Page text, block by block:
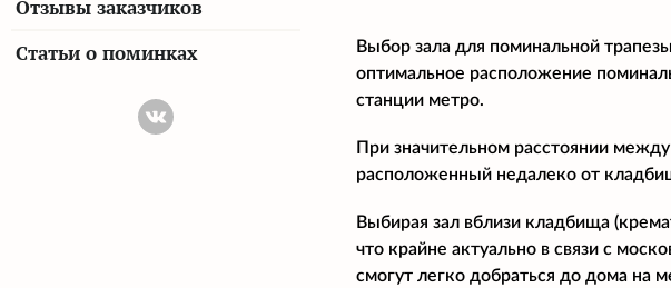
Отзывы заказчиков
Статьи о поминках
Выбор зала для поминальной
оптимальное расположение
станции метро.
При значительном расстоянии
расположенный недалеко от
Выбирая зал вблизи кладбища
что крайне актуально в связи с
смогут легко добраться до дома на